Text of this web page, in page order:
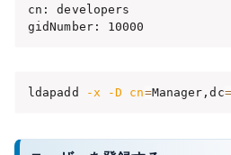
cn: developers
gidNumber: 10000
ldapadd -x -D cn=Manager,dc=